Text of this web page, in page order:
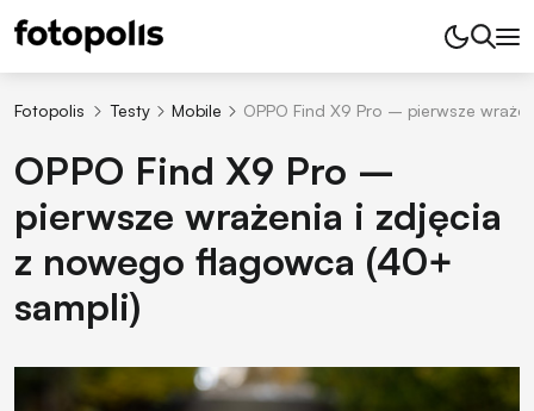
Fotopolis Testy Mobile OPPO Find X9 Pro – pierwsze
OPPO Find X9 Pro –
pierwsze wrażenia i zdjęcia
z nowego flagowca (40+
sampli)